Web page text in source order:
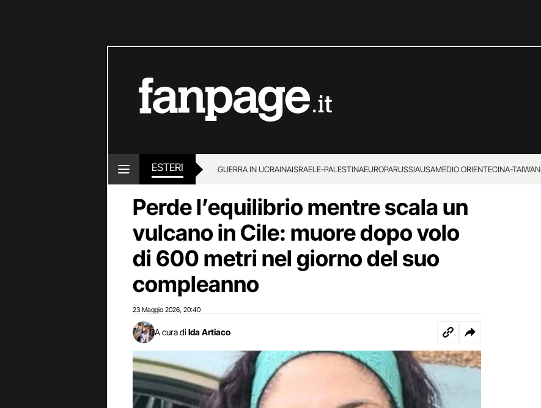
ESTERI GUERRA IN UCRAINAISRAELE-PALESTINAEUROPARUSSIAUSAMEDIO ORIENTECINA-TAIWAN
Perde l’equilibrio mentre scala un
vulcano in Cile: muore dopo volo
di 600 metri nel giorno del suo
compleanno
23 Maggio 2026 20:40
A cura di Ida Artiaco